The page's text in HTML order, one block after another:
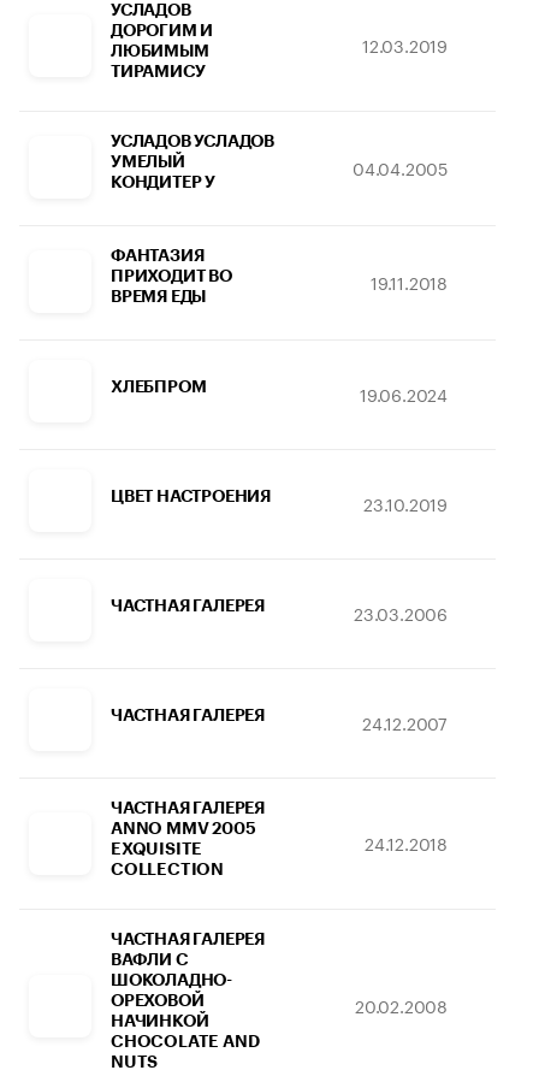
УСЛАДОВ
ДОРОГИМ И
ЛЮБИМЫМ
ТИРАМИСУ
12.03.2019
УСЛАДОВ УСЛАДОВ
УМЕЛЫЙ
КОНДИТЕР У
04.04.2005
ФАНТАЗИЯ
ПРИХОДИТ ВО
ВРЕМЯ ЕДЫ
19.11.2018
ХЛЕБПРОМ 19.06.2024
ЦВЕТ НАСТРОЕНИЯ 23.10.2019
ЧАСТНАЯ ГАЛЕРЕЯ 23.03.2006
ЧАСТНАЯ ГАЛЕРЕЯ 24.12.2007
ЧАСТНАЯ ГАЛЕРЕЯ
ANNO MMV 2005
EXQUISITE
COLLECTION
24.12.2018
ЧАСТНАЯ ГАЛЕРЕЯ
ВАФЛИ С
ШОКОЛАДНО-
ОРЕХОВОЙ
НАЧИНКОЙ
CHOCOLATE AND
NUTS
20.02.2008